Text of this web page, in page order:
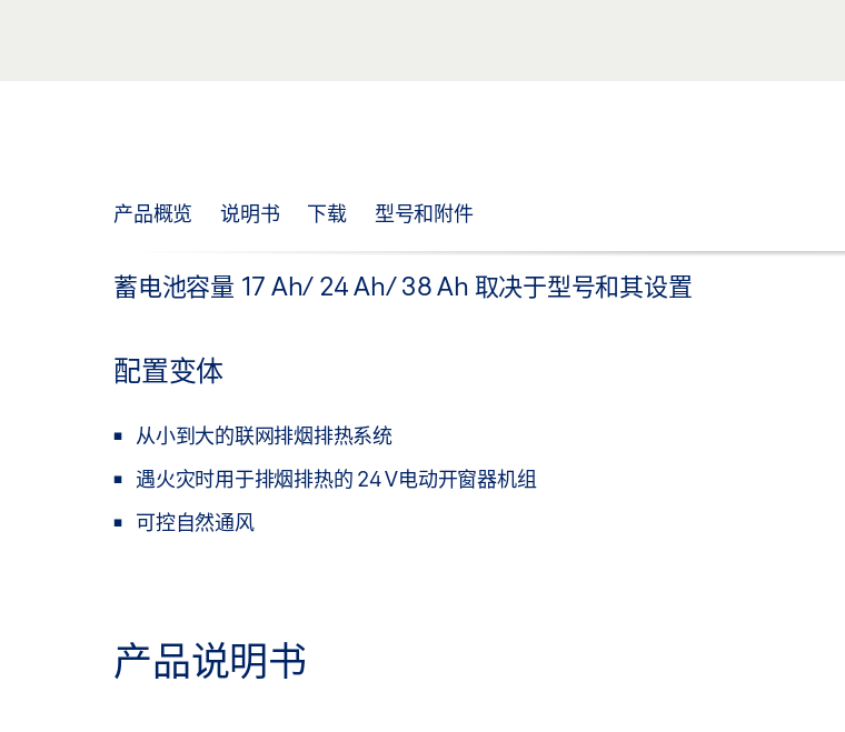
产品概览 说明书 下载 型号和附件
蓄电池容量 17 Ah/ 24 Ah/ 38 Ah 取决于型号和其设置
配置变体
从小到大的联网排烟排热系统
遇火灾时用于排烟排热的 24 V电动开窗器机组
可控自然通风
产品说明书